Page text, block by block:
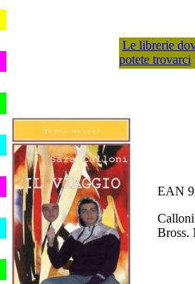
Le librerie
potete trovarci
EAN
Bross.